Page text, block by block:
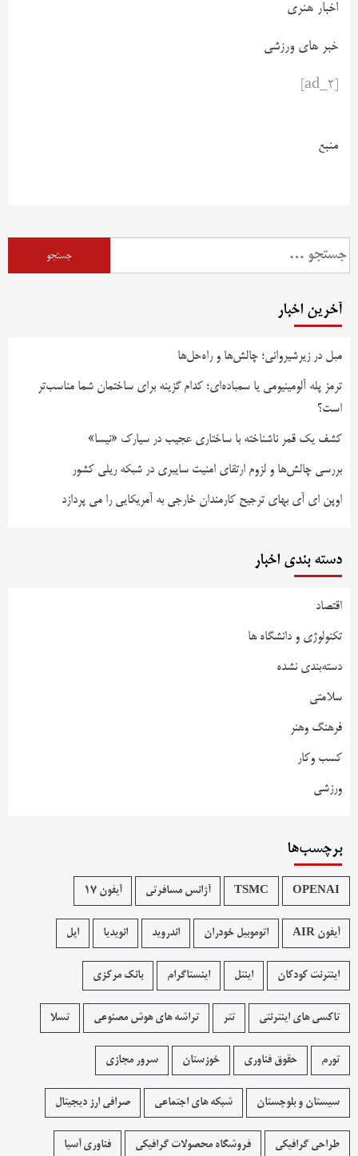
اخبار هنری
خبر های ورزشی
منبع
آخرین اخبار
مبل در زیرشیروانی؛ چالش‌ها و راه‌حل‌ها
ترمز پله آلومینیومی یا سمباده‌ای؛ کدام گزینه برای ساختمان شما مناسب‌تر
است؟
کشف یک قمر ناشناخته با ساختاری عجیب در سیارک «نیسا»
بررسی چالش‌ها و لزوم ارتقای امنیت سایبری در شبکه ریلی کشور
اوپن ای آی بهای ترجیح کارمندان خارجی به آمریکایی را می پردازد
دسته بندی اخبار
اقتصاد
تکنولوژی و دانشگاه ها
دسته‌بندی نشده
سلامتی
فرهنگ وهنر
کسب وکار
ورزشی
برچسب‌ها
OPENAI
TSMC آژانس مسافرتی آیفون 17
آیفون AIR اتوموبیل خودران اندروید انویدیا اپل
اینترنت کودکان اینتل اینستاگرام بانک مرکزی
تاکسی های اینترنتی تتر تراشه های هوش مصنوعی تسلا
تورم حقوق فناوری خوزستان سرور مجازی
سیستان و بلوچستان شبکه های اجتماعی صرافی ارز دیجیتال
طراحی گرافیکی فروشگاه محصولات گرافيکی فناوری آسیا